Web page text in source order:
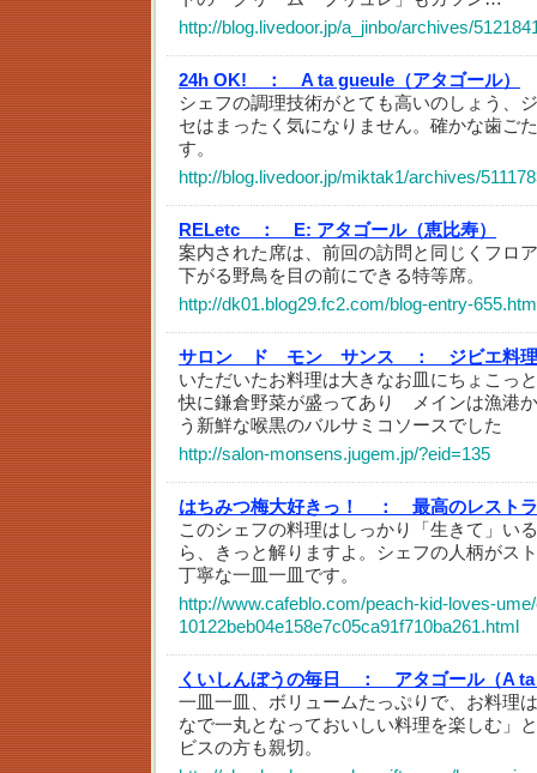
http://blog.livedoor.jp/a_jinbo/archives/
24h OK! ：
A ta gueule（アタゴール）
シェフの調理技術がとても高いのしょう、
セはまったく気になりません。確かな歯ご
す。
http://blog.livedoor.jp/miktak1/archives/
RELetc ：
E: アタゴール（恵比寿）
案内された席は、前回の訪問と同じくフロ
下がる野鳥を目の前にできる特等席。
http://dk01.blog29.fc2.com/blog-entry-
サロン ド モン サンス ：
ジビエ料理
いただいたお料理は大きなお皿にちょこっ
快に鎌倉野菜が盛ってあり メインは漁港
う新鮮な喉黒のバルサミコソースでした
http://salon-monsens.jugem.jp/?eid=135
はちみつ梅大好きっ！ ：
最高のレスト
このシェフの料理はしっかり「生きて」い
ら、きっと解りますよ。シェフの人柄がス
丁寧な一皿一皿です。
http://www.cafeblo.com/peach-kid-loves-
10122beb04e158e7c05ca91f710ba261.html
くいしんぼうの毎日 ：
アタゴール（A
一皿一皿、ボリュームたっぷりで、お料理
なで一丸となっておいしい料理を楽しむ」
ビスの方も親切。